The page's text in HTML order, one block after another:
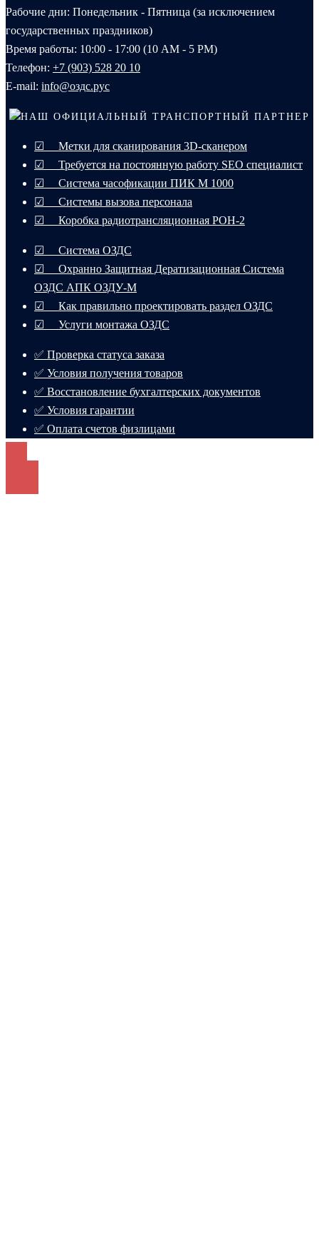
Рабочие дни: Понедельник - Пятница (за исключением
государственных праздников)
Время работы: 10:00 - 17:00 (10 AM - 5 PM)
Телефон: +7 (903) 528 20 10‬
E-mail: info@оздс.рус
НАШ ОФИЦИАЛЬНЫЙ ТРАНСПОРТНЫЙ ПАРТНЕР
☑ Метки для сканирования 3D-сканером
☑ Требуется на постоянную работу SEO специалист
☑ Система часофикации ПИК М 1000
☑ Системы вызова персонала
☑ Коробка радиотрансляционная РОН-2
☑ Система ОЗДС
☑ Охранно Защитная Дератизационная Система
ОЗДС АПК ОЗДУ-М
☑ Как правильно проектировать раздел ОЗДС
☑ Услуги монтажа ОЗДС
✅ Проверка статуса заказа
✅ Условия получения товаров
✅ Восстановление бухгалтерских документов
✅ Условия гарантии
✅ Оплата счетов физлицами